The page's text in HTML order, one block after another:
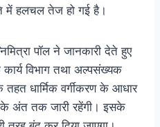
में हलचल तेज हो गई है।
पॉल ने जानकारी देते हुए
विभाग तथा अल्पसंख्यक
तहत धार्मिक वर्गीकरण के आधार
के अंत तक जारी रहेंगी। इसके